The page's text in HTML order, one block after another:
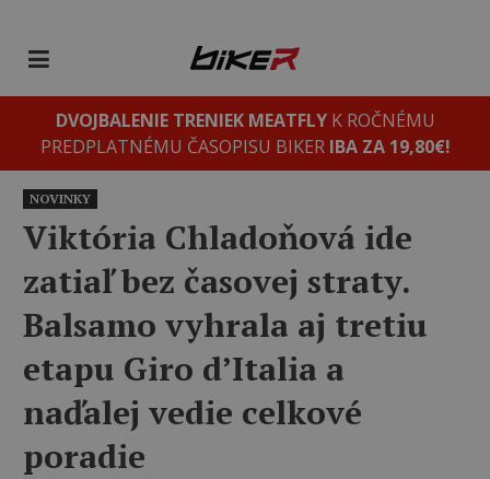
DVOJBALENIE TRENIEK MEATFLYK ROČNÉMU
PREDPLATNÉMU ČASOPISU BIKER IBA ZA 19,80€!
NOVINKY
Viktória Chladoňová ide
zatiaľ bez časovej straty.
Balsamo vyhrala aj tretiu
etapu Giro d’Italia a
naďalej vedie celkové
poradie